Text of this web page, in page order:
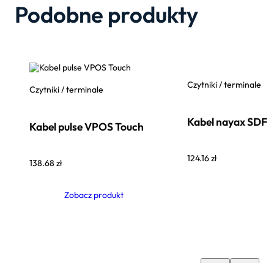
Podobne produkty
Czytniki / terminale
Kabel pulse VPOS Touch
138.68 zł
Zobacz produkt
Czytniki / terminale
Kabel nayax SDF
124.16zł